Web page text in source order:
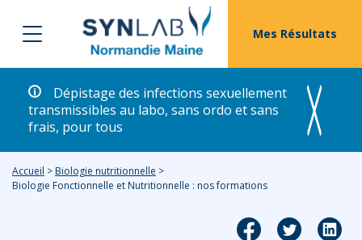
Mes Résultats
Dépistage des infections sexuellement
transmissibles au labo, sans ordo et sans
frais, pour tous
Accueil > Biologie nutritionnelle >
Biologie Fonctionnelle et Nutritionnelle : nos formations